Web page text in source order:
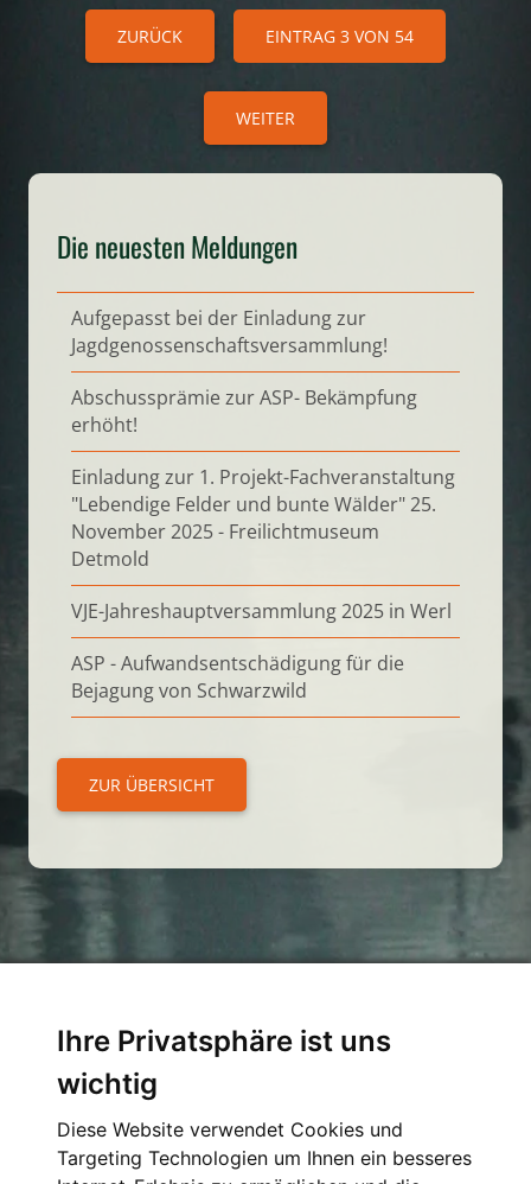
Ihre Privatsphäre ist uns
wichtig
Diese Website verwendet Cookies und
Targeting Technologien um Ihnen ein besseres
ZURÜCK EINTRAG 3 VON 54
WEITER
Die neuesten Meldungen
Aufgepasst bei der Einladung zur
Jagdgenossenschaftsversammlung!
Abschussprämie zur ASP- Bekämpfung
erhöht!
Einladung zur 1. Projekt-Fachveranstaltung
"Lebendige Felder und bunte Wälder" 25.
November 2025 - Freilichtmuseum
Detmold
VJE-Jahreshauptversammlung 2025 in Werl
ASP - Aufwandsentschädigung für die
Bejagung von Schwarzwild
ZUR ÜBERSICHT
Kontakt
Verband der Jagdgenossenschaften und
Eigenjagden in Westfalen-Lippe e.V.
Schorlemerstraße 15, 48143 Münster